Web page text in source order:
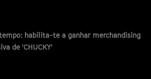
habilita-te a ganhar merchandising
de 'CHUCKY'